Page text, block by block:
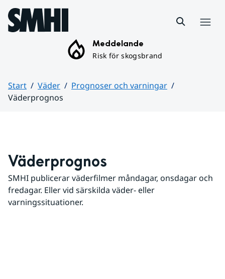
Hoppa till sidans innehåll
Meddelande
Risk för skogsbrand
Start Väder
Prognoser och varningar
Väderprognos
Väderprognos
SMHI publicerar väderfilmer måndagar, onsdagar och
fredagar. Eller vid särskilda väder- eller
varningssituationer.